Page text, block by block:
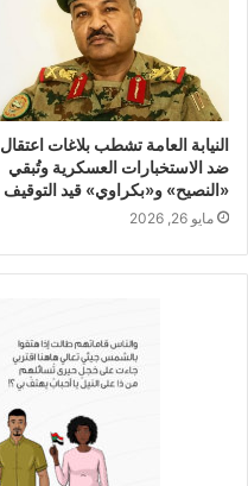
النيابة العامة تشطب بلاغات اعتقال
ضد الاستخبارات العسكرية وتُبقي
«النصيح» و«بكراوي» قيد التوقيف
مايو 26, 2026